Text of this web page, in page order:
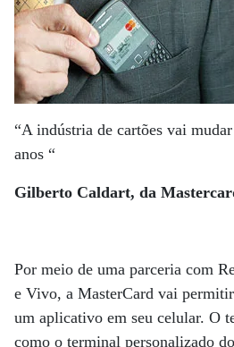
“A indústria de cartões vai
anos “
Gilberto Caldart, da
Por meio de uma parceria com
e Vivo, a MasterCard vai
um aplicativo em seu celular. O
como o terminal personalizado